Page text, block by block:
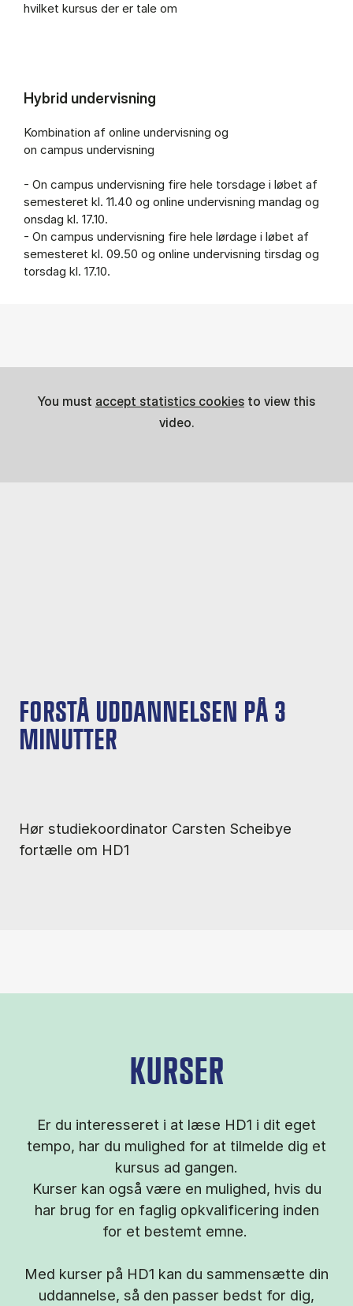
hvil­ket kur­sus der er tale om
Hybrid undervisning
Kom­bi­na­tion af on­li­ne un­der­vis­ning og
on cam­pus un­der­vis­ning
- On cam­pus un­der­vis­ning fire hele tors­da­ge i lø­bet af
se­meste­ret kl. 11.40 og on­li­ne un­der­vis­ning man­dag og
ons­dag kl. 17.10.
- On cam­pus un­der­vis­ning fire hele lør­da­ge i lø­bet af
se­meste­ret kl. 09.50 og on­li­ne un­der­vis­ning tirs­dag og
tors­dag kl. 17.10.
FORSTÅ UDDANNELSEN PÅ 3
MINUTTER
Hør studiekoordinator Carsten Scheibye
fortælle om HD1
You must accept statistics cookies to view this
video.
KURSER
Er du interesseret i at læse HD1 i dit eget
tempo, har du mulighed for at tilmelde dig et
kursus ad gangen.
Kurser kan også være en mulighed, hvis du
har brug for en faglig opkvalificering inden
for et bestemt emne.
Med kurser på HD1 kan du sammensætte din
uddannelse, så den passer bedst for dig,